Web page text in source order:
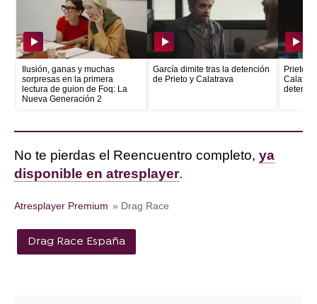
Ilusión, ganas y muchas
sorpresas en la primera
lectura de guion de Foq: La
Nueva Generación 2
García dimite tras la detención
de Prieto y Calatrava
Prieto
No te pierdas el Reencuentro completo, ya
disponible en atresplayer.
Atresplayer Premium » Drag Race
Drag Race España